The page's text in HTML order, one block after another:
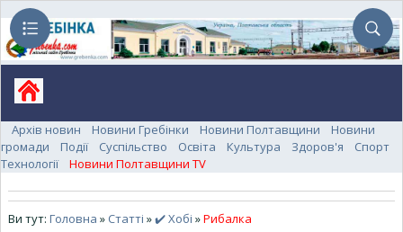
Архів новин Новини Гребінки Новини Полтавщини
Новини
громади
Події Суспільство Освіта Культура Здоров'я
Спорт
Технології
Новини Полтавщини TV
Ви тут: Головна » Статті »✔️ Хобі »Рибалка